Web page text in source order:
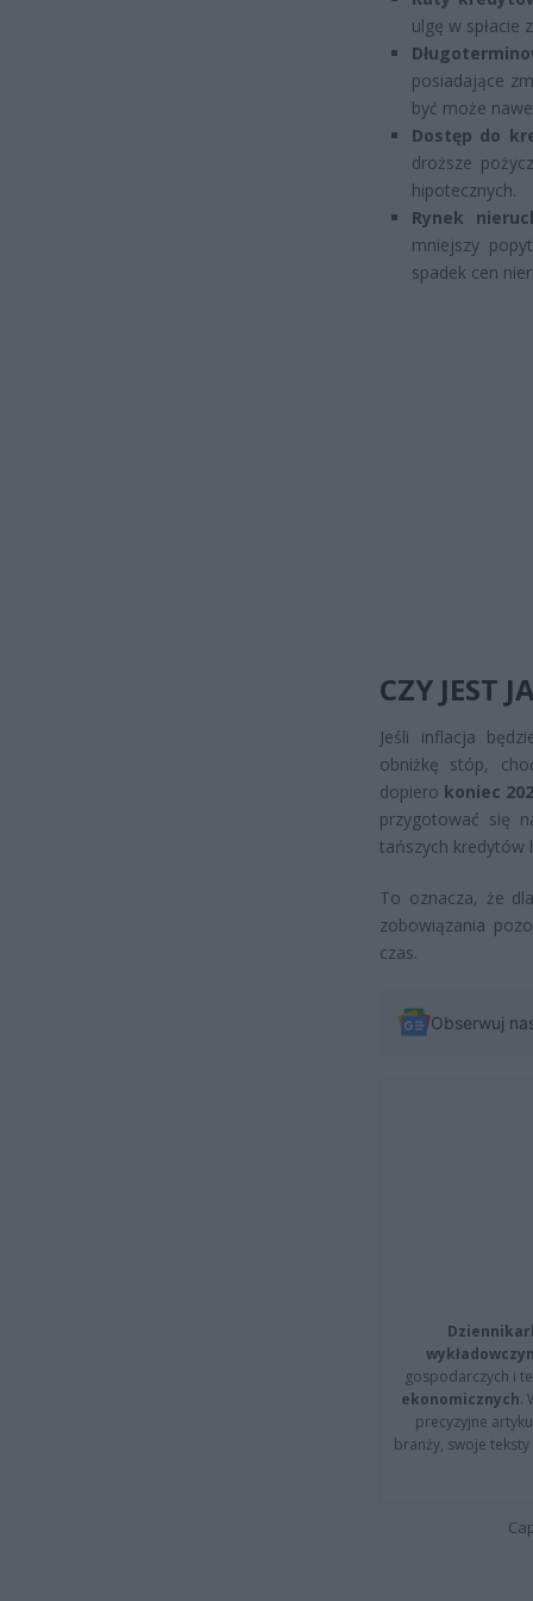
ulgę w spłacie
posiadające
być może
Dostęp do
droższe
hipotecznych.
Rynek
mniejszy
spadek cen
CZY JEST
Jeśli inflacja
obniżkę stóp,
dopiero koniec
przygotować się
tańszych kredytów
To oznacza, że
zobowiązania
czas.
Obserwuj
gospodarczych i
ekonomicznych.
precyzyjne
branży, swoje